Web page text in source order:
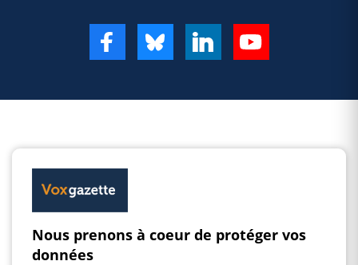
Nous prenons à coeur de protéger vos
données